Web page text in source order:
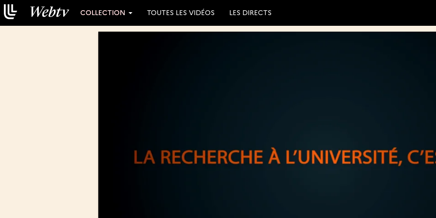
COLLECTION TOUTES LES VIDÉOS LES DIRECTS